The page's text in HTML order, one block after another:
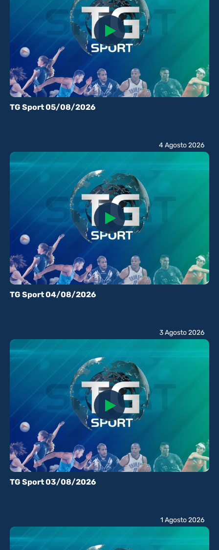
TG Sport 05/08/2026
TG Sport 04/08/2026
4 Agosto 2026
TG Sport 03/08/2026
3 Agosto 2026
1 Agosto 2026